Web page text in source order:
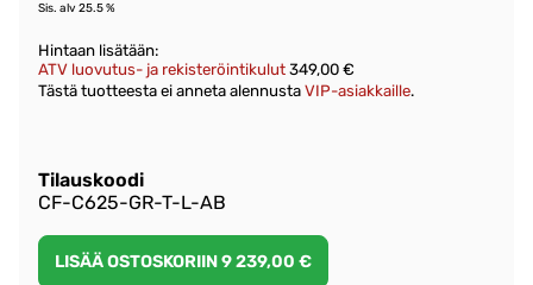
Sis. alv 25.5 %
Hintaan lisätään:
ATV luovutus- ja rekisteröintikulut 349,00 €
Tästä tuotteesta ei anneta alennusta VIP-asiakkaille.
Tilauskoodi
CF-C625-GR-T-L-AB